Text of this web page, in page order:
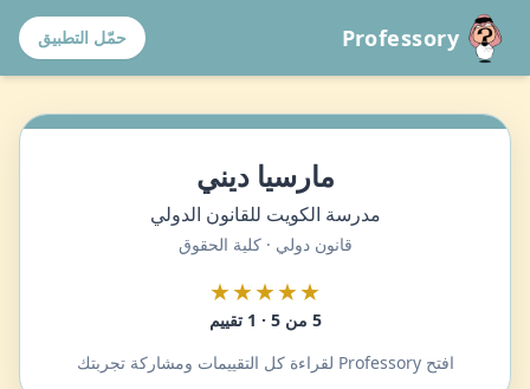
Professory حمّل التطبيق
مارسيا ديني
مدرسة الكويت للقانون الدولي
قانون دولي · كلية الحقوق
★★★★★
5 من 5 · 1 تقييم
افتح Professory لقراءة كل التقييمات ومشاركة تجربتك